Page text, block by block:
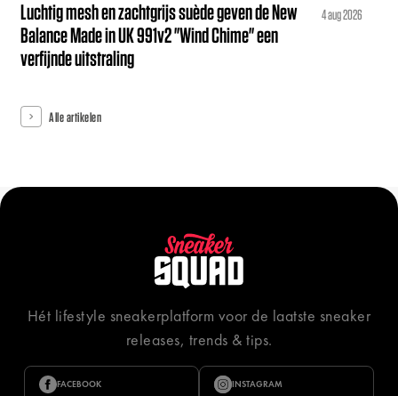
Luchtig mesh en zachtgrijs suède geven de New
Balance Made in UK 991v2 "Wind Chime" een
verfijnde uitstraling
4 aug 2026
Alle artikelen
Hét lifestyle sneakerplatform voor de laatste sneaker
releases, trends & tips.
FACEBOOK INSTAGRAM